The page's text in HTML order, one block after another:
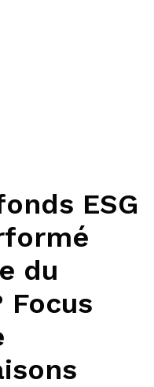
ESG
du
Focus